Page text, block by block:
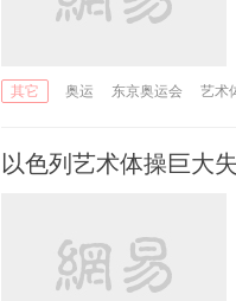
其它 奥运 东京奥运会 艺术
以色列艺术体操巨大